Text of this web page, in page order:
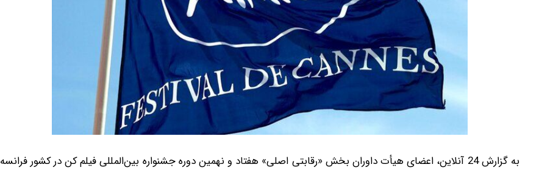
به گزارش 24 آنلاین، اعضای هیأت داوران بخش «رقابتی اصلی» هفتاد و نهمین دوره جشنواره بین‌المللی فیلم کن در کشور فرانسه